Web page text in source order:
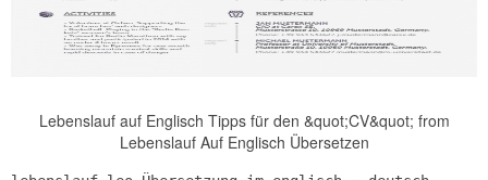
Lebenslauf auf Englisch Tipps für den &quot;CV&quot; from
Lebenslauf Auf Englisch Übersetzen